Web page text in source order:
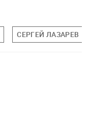
СЕРГЕЙ ЛАЗАРЕВ